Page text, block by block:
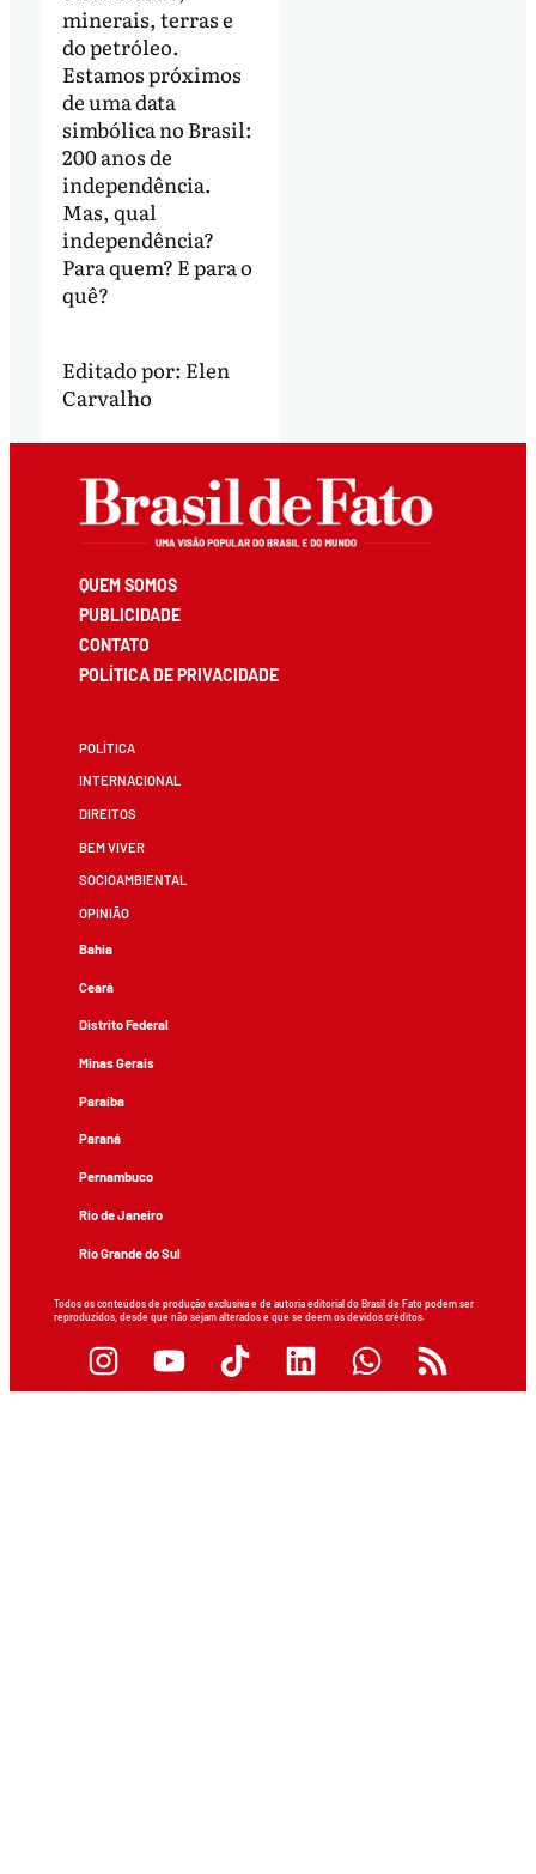
minerais, terras e
do petróleo.
Estamos próximos
de uma data
simbólica no Brasil:
200 anos de
independência.
Mas, qual
independência?
Para quem? E para o
quê?
Editado por: Elen
Carvalho
QUEM SOMOS
PUBLICIDADE
CONTATO
POLÍTICA DE PRIVACIDADE
POLÍTICA
INTERNACIONAL
DIREITOS
BEM VIVER
SOCIOAMBIENTAL
OPINIÃO
Bahia
Ceará
Distrito Federal
Minas Gerais
Paraíba
Paraná
Pernambuco
Rio de Janeiro
Rio Grande do Sul
Todos os conteúdos de produção exclusiva e de autoria editorial do Brasil de Fato podem ser
reproduzidos, desde que não sejam alterados e que se deem os devidos créditos.